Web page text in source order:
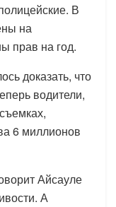
В
на
прав на год.
доказать, что
водители,
6 миллионов
Айсауле
А